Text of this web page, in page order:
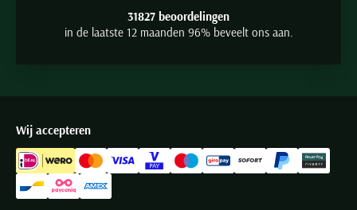
31827 beoordelingen
in de laatste 12 maanden 96% beveelt ons aan.
Wij accepteren